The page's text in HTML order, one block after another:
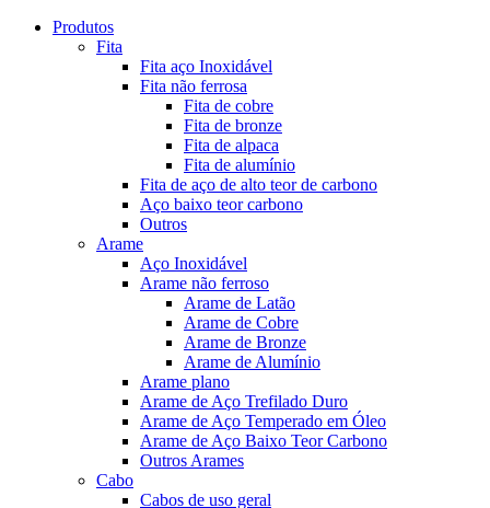
Produtos
Fita
Fita aço Inoxidável
Fita não ferrosa
Fita de cobre
Fita de bronze
Fita de alpaca
Fita de alumínio
Fita de aço de alto teor de carbono
Aço baixo teor carbono
Outros
Arame
Aço Inoxidável
Arame não ferroso
Arame de Latão
Arame de Cobre
Arame de Bronze
Arame de Alumínio
Arame plano
Arame de Aço Trefilado Duro
Arame de Aço Temperado em Óleo
Arame de Aço Baixo Teor Carbono
Outros Arames
Cabo
Cabos de uso geral